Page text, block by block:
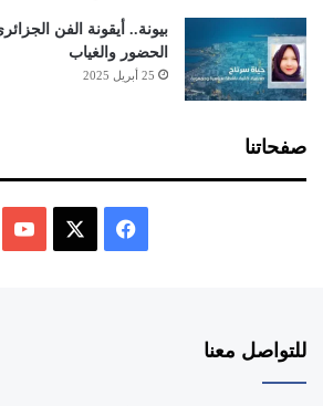
بيونة.. أيقونة الفن
الحضور والغياب
25 أبريل 2025
صفحاتنا
للتواصل معنا